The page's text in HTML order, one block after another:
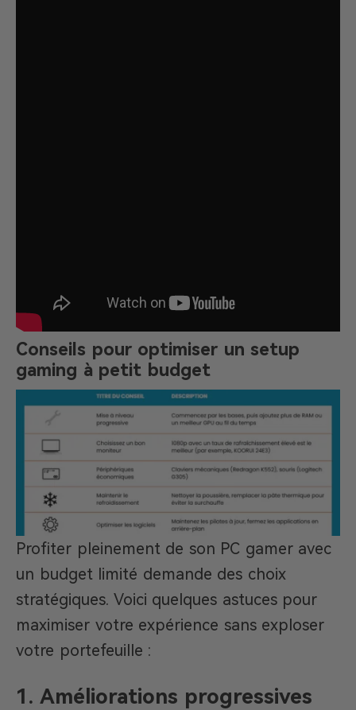
Conseils pour optimiser un setup
gaming à petit budget
Profiter pleinement de son PC gamer avec
un budget limité demande des choix
stratégiques. Voici quelques astuces pour
maximiser votre expérience sans exploser
votre portefeuille :
1. Améliorations progressives